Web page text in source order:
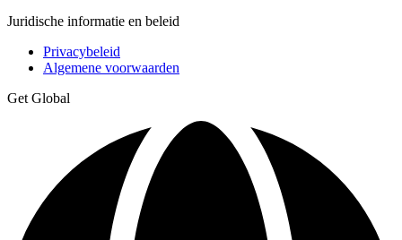
Juridische informatie en beleid
Privacybeleid
Algemene voorwaarden
Get Global